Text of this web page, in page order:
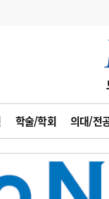
학술/학회 의대/전
급 추계
피플